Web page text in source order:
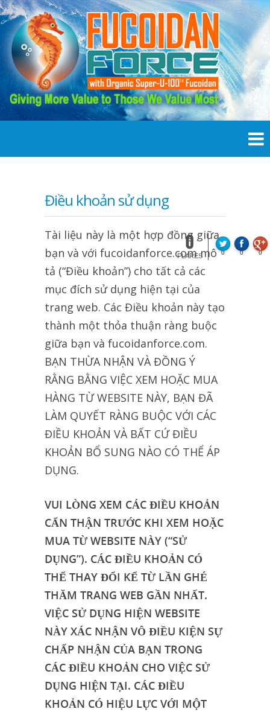
Điều khoản sử dụng
0
FLARES 0 0 0
Tài liệu này là một hợp đồng giữa
bạn và với fucoidanforce.com mô
tả (“Điều khoản”) cho tất cả các
mục đích sử dụng hiện tại của
trang web. Các Điều khoản này tạo
thành một thỏa thuận ràng buộc
giữa bạn và fucoidanforce.com.
BẠN THỪA NHẬN VÀ ĐỒNG Ý
RẰNG BẰNG VIỆC XEM HOẶC MUA
HÀNG TỪ WEBSITE NÀY, BẠN ĐÃ
LÀM QUYẾT RÀNG BUỘC VỚI CÁC
ĐIỀU KHOẢN VÀ BẤT CỨ ĐIỀU
KHOẢN BỔ SUNG NÀO CÓ THỂ ÁP
DỤNG.
VUI LÒNG XEM CÁC ĐIỀU KHOẢN
CẨN THẬN TRƯỚC KHI XEM HOẶC
MUA TỪ WEBSITE NÀY (“SỬ
DỤNG”). CÁC ĐIỀU KHOẢN CÓ
THỂ THAY ĐỔI KỂ TỪ LẦN GHÉ
THĂM TRANG WEB GẦN NHẤT.
VIỆC SỬ DỤNG HIỆN WEBSITE
NÀY XÁC NHẬN VÔ ĐIỀU KIỆN SỰ
CHẤP NHẬN CỦA BẠN TRONG
CÁC ĐIỀU KHOẢN CHO VIỆC SỬ
DỤNG HIỆN TẠI. CÁC ĐIỀU
KHOẢN CÓ HIỆU LỰC VỚI MỘT